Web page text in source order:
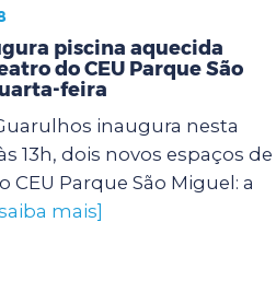
piscina aquecida
do CEU Parque São
feira
inaugura nesta
13h, dois novos espaços de
CEU Parque São Miguel: a
mais]